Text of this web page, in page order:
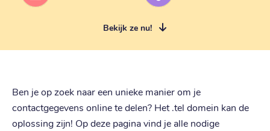
Bekijk ze nu!
Ben je op zoek naar een unieke manier om je
contactgegevens online te delen? Het .tel domein kan de
oplossing zijn! Op deze pagina vind je alle nodige